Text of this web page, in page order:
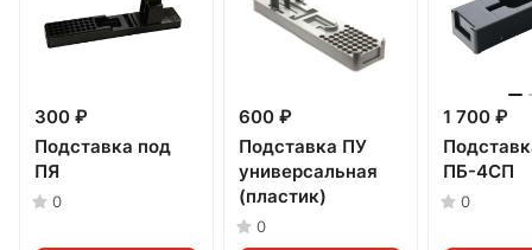
300 ₽
Подставка под
ПЯ
0
600 ₽
Подставка ПУ
универсальная
(пластик)
0
1 700 ₽
ПБ-4СП
0